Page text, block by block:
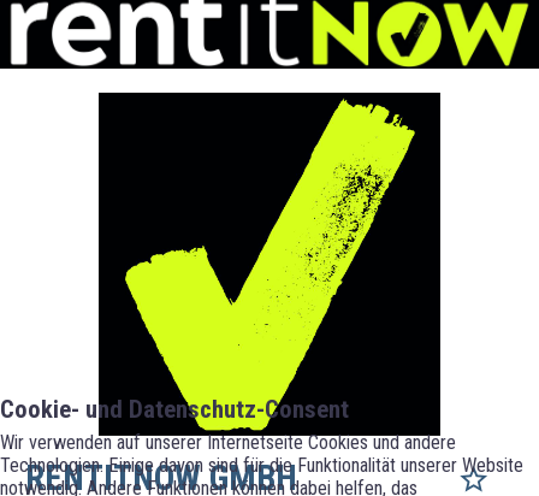
Cookie- und Datenschutz-Consent
Wir verwenden auf unserer Internetseite Cookies und andere
Technologien. Einige davon sind für die Funktionalität unserer Website
notwendig. Andere Funktionen können dabei helfen, das
RENTITNOW GMBH